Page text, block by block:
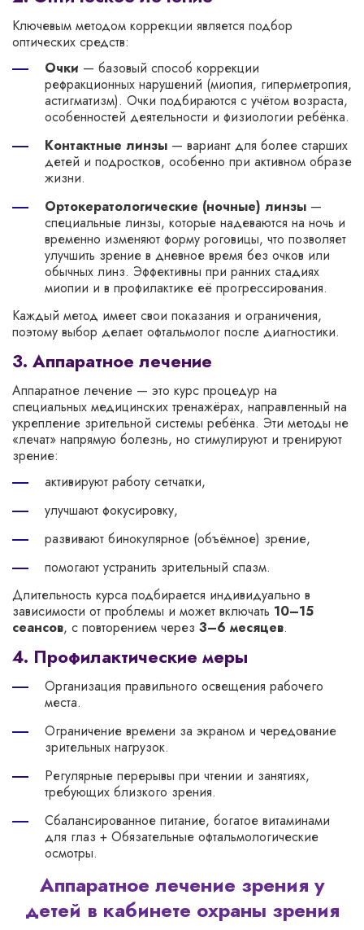
Ключевым методом коррекции является подбор
оптических средств:
Очки — базовый способ коррекции
рефракционных нарушений (миопия, гиперметропия,
астигматизм). Очки подбираются с учётом возраста,
особенностей деятельности и физиологии ребёнка.
Контактные линзы — вариант для более старших
детей и подростков, особенно при активном образе
жизни.
Ортокератологические (ночные) линзы —
специальные линзы, которые надеваются на ночь и
временно изменяют форму роговицы, что позволяет
улучшить зрение в дневное время без очков или
обычных линз. Эффективны при ранних стадиях
миопии и в профилактике её прогрессирования.
Каждый метод имеет свои показания и ограничения,
поэтому выбор делает офтальмолог после диагностики.
3. Аппаратное лечение
Аппаратное лечение — это курс процедур на
специальных медицинских тренажёрах, направленный на
укрепление зрительной системы ребёнка. Эти методы не
«лечат» напрямую болезнь, но стимулируют и тренируют
зрение:
активируют работу сетчатки,
улучшают фокусировку,
развивают бинокулярное (объёмное) зрение,
помогают устранить зрительный спазм.
Длительность курса подбирается индивидуально в
зависимости от проблемы и может включать 10–15
сеансов, с повторением через 3–6 месяцев.
4. Профилактические меры
Организация правильного освещения рабочего
места.
Ограничение времени за экраном и чередование
зрительных нагрузок.
Регулярные перерывы при чтении и занятиях,
требующих близкого зрения.
Сбалансированное питание, богатое витаминами
для глаз + Обязательные офтальмологические
осмотры.
Аппаратное лечение зрения у
детей в кабинете охраны зрения